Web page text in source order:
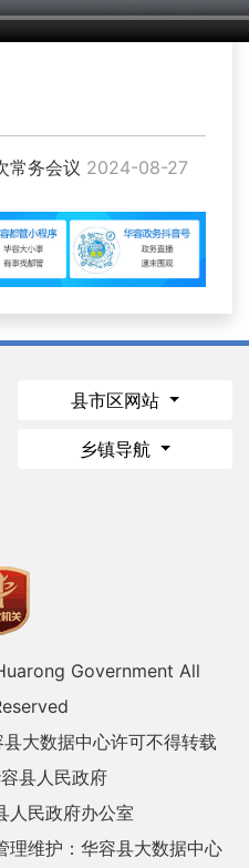
常务会议 2024-08-27
县市区网站
乡镇导航
Government All
大数据中心许可不得转载
县人民政府
人民政府办公室
理维护：华容县大数据中心